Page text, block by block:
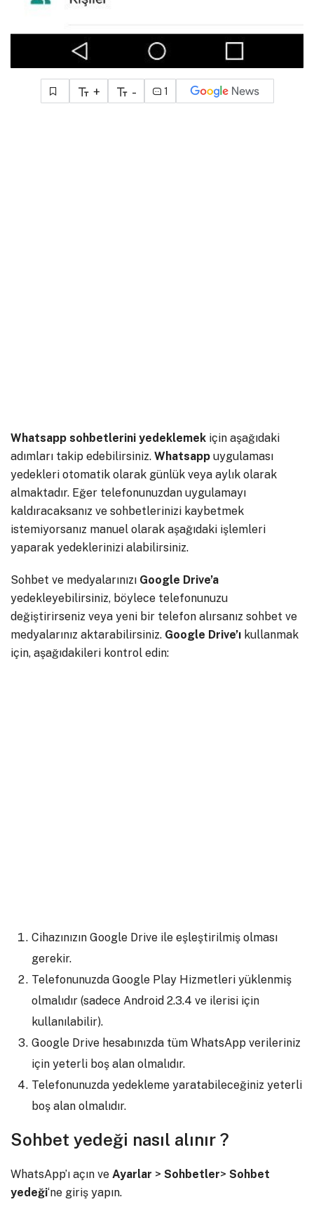
+ - 1
Whatsapp sohbetlerini yedeklemek için aşağıdaki
adımları takip edebilirsiniz. Whatsapp uygulaması
yedekleri otomatik olarak günlük veya aylık olarak
almaktadır. Eğer telefonunuzdan uygulamayı
kaldıracaksanız ve sohbetlerinizi kaybetmek
istemiyorsanız manuel olarak aşağıdaki işlemleri
yaparak yedeklerinizi alabilirsiniz.
Sohbet ve medyalarınızı Google Drive’a
yedekleyebilirsiniz, böylece telefonunuzu
değiştirirseniz veya yeni bir telefon alırsanız sohbet ve
medyalarınız aktarabilirsiniz. Google Drive’ı kullanmak
için, aşağıdakileri kontrol edin:
Cihazınızın Google Drive ile eşleştirilmiş olması
gerekir.
Telefonunuzda Google Play Hizmetleri yüklenmiş
olmalıdır (sadece Android 2.3.4 ve ilerisi için
kullanılabilir).
Google Drive hesabınızda tüm WhatsApp verileriniz
için yeterli boş alan olmalıdır.
Telefonunuzda yedekleme yaratabileceğiniz yeterli
boş alan olmalıdır.
Sohbet yedeği nasıl alınır ?
WhatsApp’ı açın ve Ayarlar > Sohbetler> Sohbet
yedeği‘ne giriş yapın.